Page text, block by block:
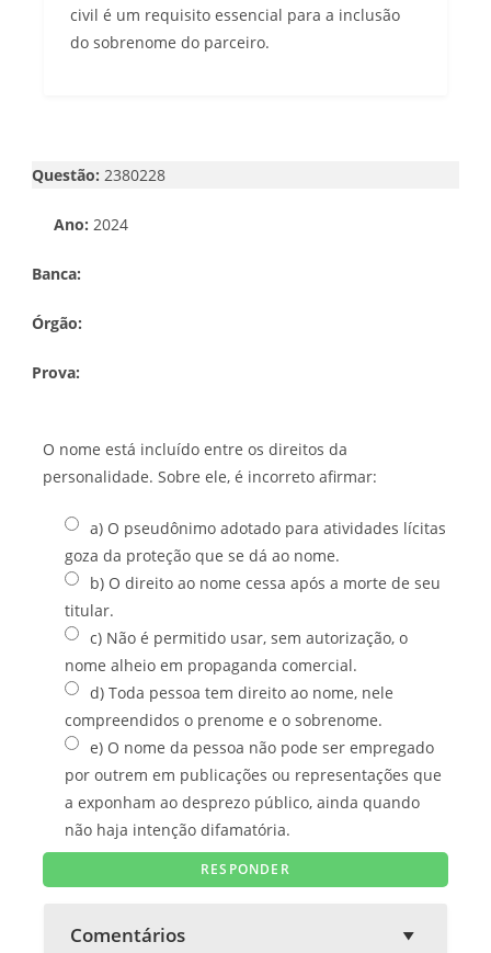
civil é um requisito essencial para a inclusão
do sobrenome do parceiro.
Questão: 2380228
Ano: 2024
Banca:
Órgão:
Prova:
O nome está incluído entre os direitos da
personalidade. Sobre ele, é incorreto afirmar:
a) O pseudônimo adotado para atividades lícitas
goza da proteção que se dá ao nome.
b) O direito ao nome cessa após a morte de seu
titular.
c) Não é permitido usar, sem autorização, o
nome alheio em propaganda comercial.
d) Toda pessoa tem direito ao nome, nele
compreendidos o prenome e o sobrenome.
e) O nome da pessoa não pode ser empregado
por outrem em publicações ou representações que
a exponham ao desprezo público, ainda quando
não haja intenção difamatória.
Comentários